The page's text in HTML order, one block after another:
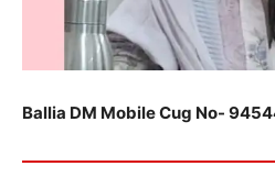
Ballia DM Mobile Cug No-